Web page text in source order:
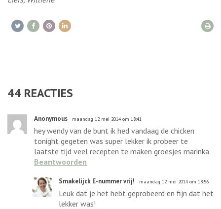
44 REACTIES
Anonymous maandag 12 mei 2014 om 18:41
hey wendy van de bunt ik hed vandaag de chicken
tonight gegeten was super lekker ik probeer te
laatste tijd veel recepten te maken groesjes marinka
Beantwoorden
Smakelijck E-nummer vrij! maandag 12 mei 2014 om 18:56
Leuk dat je het hebt geprobeerd en fijn dat het
lekker was!